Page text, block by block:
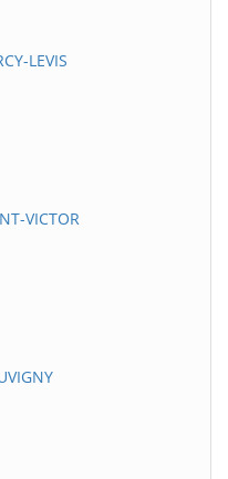
LEVIS
VICTOR